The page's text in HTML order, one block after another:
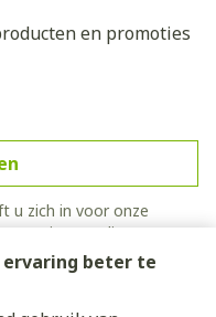
ervaring beter te
en promoties
u zich in voor onze
privacy policy.